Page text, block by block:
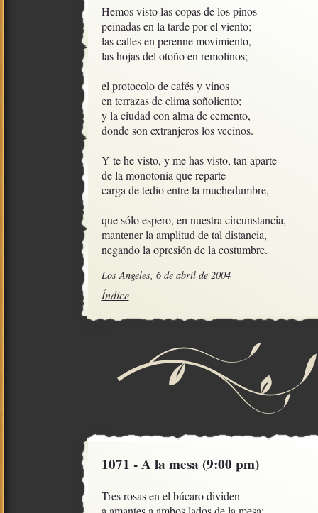
Hemos visto las copas de los pinos
peinadas en la tarde por el viento;
las calles en perenne movimiento,
las hojas del otoño en remolinos;
el protocolo de cafés y vinos
en terrazas de clima soñoliento;
y la ciudad con alma de cemento,
donde son extranjeros los vecinos.
Y te he visto, y me has visto, tan aparte
de la monotonía que reparte
carga de tedio entre la muchedumbre,
que sólo espero, en nuestra circunstancia,
mantener la amplitud de tal distancia,
negando la opresión de la costumbre.
Los Angeles, 6 de abril de 2004
Índice
1071 - A la mesa (9:00 pm)
Tres rosas en el búcaro dividen